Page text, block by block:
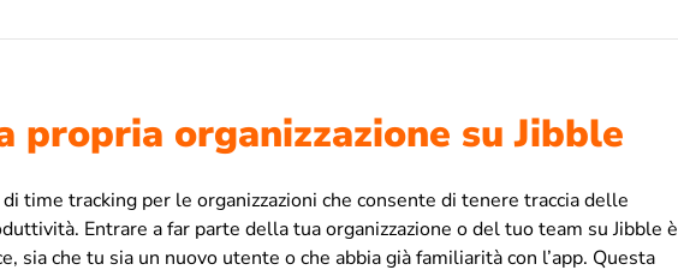
propria organizzazione su Jibble
time tracking per le organizzazioni che consente di tenere traccia delle
Entrare a far parte della tua organizzazione o del tuo team su Jibble è
sia che tu sia un nuovo utente o che abbia già familiarità con l’app. Questa